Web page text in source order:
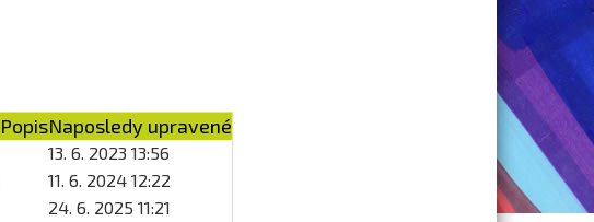
PopisNaposledy upravené
13. 6. 2023 13:56
11. 6. 2024 12:22
24. 6. 2025 11:21